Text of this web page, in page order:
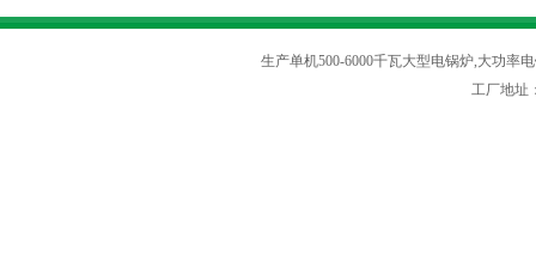
生产单机500-6000千瓦大型电锅炉,大功率
工厂地址